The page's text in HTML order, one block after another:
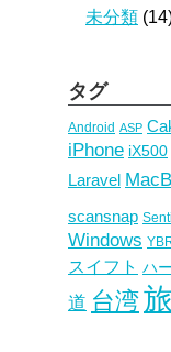
未分類
タグ
Android ASP
iPhone iX500
Laravel
scansnap
Windows
スイフト ハ
道 台湾